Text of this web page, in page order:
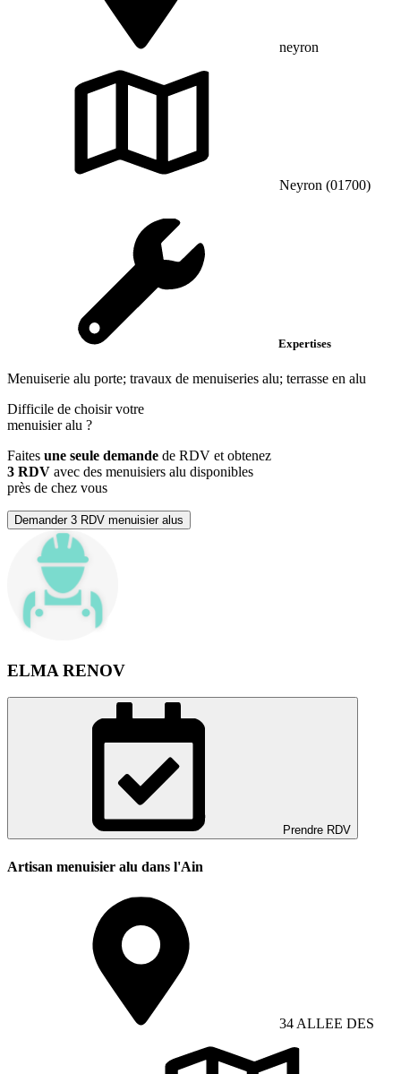
neyron
Neyron (01700)
Expertises
Menuiserie alu porte; travaux de menuiseries alu; terrasse en alu
Difficile de choisir votre
menuisier alu ?
Faites une seule demande de RDV et obtenez
3 RDV avec des menuisiers alu disponibles
près de chez vous
Demander 3 RDV menuisier alus
ELMA RENOV
Prendre RDV
Artisan menuisier alu dans l'Ain
34 ALLEE DES